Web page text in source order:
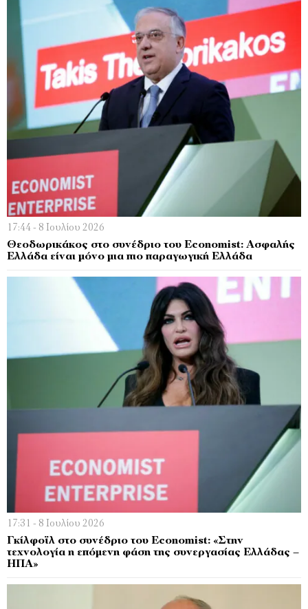
17:44 - 8 Ιουλίου 2026
Θεοδωρικάκος στο συνέδριο του Economist: Ασφαλής
Ελλάδα είναι μόνο μια πιο παραγωγική Ελλάδα
17:31 - 8 Ιουλίου 2026
Γκίλφοϊλ στο συνέδριο του Economist: «Στην
τεχνολογία η επόμενη φάση της συνεργασίας Ελλάδας –
ΗΠΑ»